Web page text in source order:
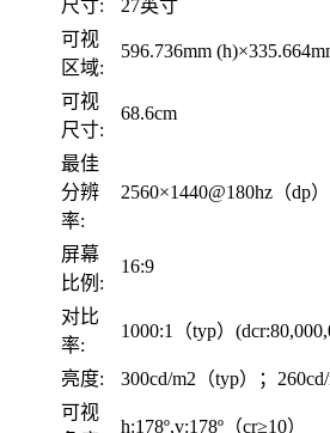
尺寸:
27英寸
可视
区域:
596.736mm
可视
尺寸:
68.6cm
最佳
分辨
率:
2560×1440@180hz（dp）
屏幕
比例:
16:9
对比
率:
1000:1（typ）
亮度:
300cd/m2（typ）；260cd/
可视
h:178º,v:178º（cr≥10）